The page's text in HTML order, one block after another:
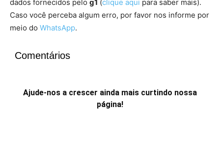
dados fornecidos pelo g1 (clique aqui para saber mais).
Caso você perceba algum erro, por favor nos informe por
meio do WhatsApp.
Comentários
Ajude-nos a crescer ainda mais curtindo nossa
página!